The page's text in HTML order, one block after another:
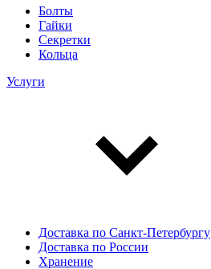
Болты
Гайки
Секретки
Кольца
Услуги
Доставка по Санкт-Петербургу
Доставка по России
Хранение